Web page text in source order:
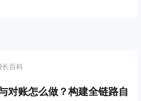
长百科
对账怎么做？构建全链路自